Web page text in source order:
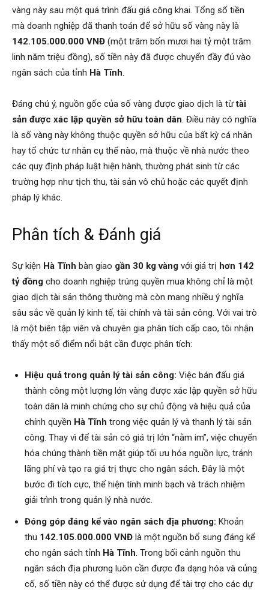
vàng này sau một quá trình đấu giá công khai. Tổng số tiền
mà doanh nghiệp đã thanh toán để sở hữu số vàng này là
142.105.000.000 VNĐ (một trăm bốn mươi hai tỷ một trăm
linh năm triệu đồng), số tiền này đã được chuyển đầy đủ vào
ngân sách của tỉnh Hà Tĩnh.
Đáng chú ý, nguồn gốc của số vàng được giao dịch là từtài
sản được xác lập quyền sở hữu toàn dân. Điều này có nghĩa
là số vàng này không thuộc quyền sở hữu của bất kỳ cá nhân
hay tổ chức tư nhân cụ thể nào, mà thuộc về nhà nước theo
các quy định pháp luật hiện hành, thường phát sinh từ các
trường hợp như tịch thu, tài sản vô chủ hoặc các quyết định
pháp lý khác.
Phân tích & Đánh giá
Sự kiện Hà Tĩnh bàn giao gần 30 kg vàng với giá trị hơn 142
tỷ đồng cho doanh nghiệp trúng quyền mua không chỉ là một
giao dịch tài sản thông thường mà còn mang nhiều ý nghĩa
sâu sắc về quản lý kinh tế, tài chính và tài sản công. Với vai trò
là một biên tập viên và chuyên gia phân tích cấp cao, tôi nhận
thấy một số điểm nổi bật cần được phân tích:
Hiệu quả trong quản lý tài sản công: Việc bán đấu giá
thành công một lượng lớn vàng được xác lập quyền sở hữu
toàn dân là minh chứng cho sự chủ động và hiệu quả của
chính quyền Hà Tĩnh trong việc quản lý và thanh lý tài sản
công. Thay vì để tài sản có giá trị lớn “nằm im”, việc chuyển
hóa chúng thành tiền mặt giúp tối ưu hóa nguồn lực, tránh
lãng phí và tạo ra giá trị thực cho ngân sách. Đây là một
bước đi tích cực, thể hiện tính minh bạch và trách nhiệm
giải trình trong quản lý nhà nước.
Đóng góp đáng kể vào ngân sách địa phương: Khoản
thu 142.105.000.000 VNĐ là một nguồn bổ sung đáng kể
cho ngân sách tỉnh Hà Tĩnh. Trong bối cảnh nguồn thu
ngân sách địa phương luôn cần được đa dạng hóa và củng
cố, số tiền này có thể được sử dụng để tài trợ cho các dự